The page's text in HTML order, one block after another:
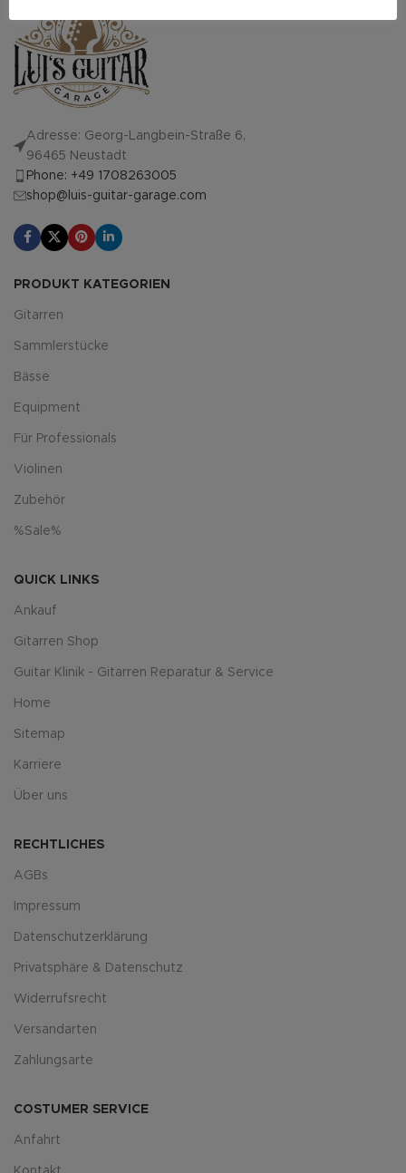
Adresse: Georg-Langbein-Straße 6,
96465 Neustadt
Phone: +49 1708263005
shop@luis-guitar-garage.com
PRODUKT KATEGORIEN
Gitarren
Sammlerstücke
Bässe
Equipment
Für Professionals
Violinen
Zubehör
%Sale%
QUICK LINKS
Ankauf
Gitarren Shop
Guitar Klinik - Gitarren Reparatur & Service
Home
Sitemap
Karriere
Über uns
RECHTLICHES
AGBs
Impressum
Datenschutzerklärung
Privatsphäre & Datenschutz
Widerrufsrecht
Versandarten
Zahlungsarte
COSTUMER SERVICE
Anfahrt